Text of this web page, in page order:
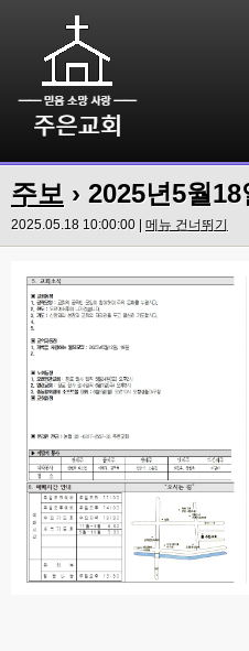
주보 › 2025년5월
2025.05.18 10:00:00 | 메뉴 건너뛰기